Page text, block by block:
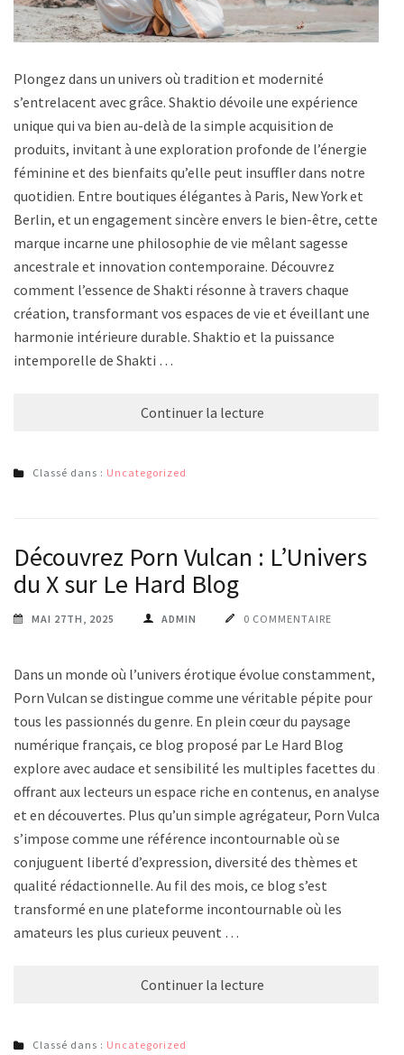
Plongez dans un univers où tradition et modernité
s’entrelacent avec grâce. Shaktio dévoile une expérience
unique qui va bien au-delà de la simple acquisition de
produits, invitant à une exploration profonde de l’énergie
féminine et des bienfaits qu’elle peut insuffler dans notre
quotidien. Entre boutiques élégantes à Paris, New York et
Berlin, et un engagement sincère envers le bien-être, cette
marque incarne une philosophie de vie mêlant sagesse
ancestrale et innovation contemporaine. Découvrez
comment l’essence de Shakti résonne à travers chaque
création, transformant vos espaces de vie et éveillant une
harmonie intérieure durable. Shaktio et la puissance
intemporelle de Shakti …
Continuer la lecture
Classé dans : Uncategorized
Découvrez Porn Vulcan : L’Univers
du X sur Le Hard Blog
MAI 27TH, 2025 ADMIN 0 COMMENTAIRE
Dans un monde où l’univers érotique évolue constamment,
Porn Vulcan se distingue comme une véritable pépite pour
tous les passionnés du genre. En plein cœur du paysage
numérique français, ce blog proposé par Le Hard Blog
explore avec audace et sensibilité les multiples facettes du X,
offrant aux lecteurs un espace riche en contenus, en analyses
et en découvertes. Plus qu’un simple agrégateur, Porn Vulcan
s’impose comme une référence incontournable où se
conjuguent liberté d’expression, diversité des thèmes et
qualité rédactionnelle. Au fil des mois, ce blog s’est
transformé en une plateforme incontournable où les
amateurs les plus curieux peuvent …
Continuer la lecture
Classé dans : Uncategorized